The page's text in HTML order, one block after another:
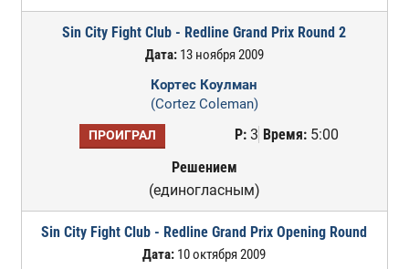
Sin City Fight Club - Redline Grand Prix Round 2
Дата:13 ноября 2009
Кортес Коулман
(Cortez Coleman)
ПРОИГРАЛ Р:3 Время:5:00
Решением
(единогласным)
Sin City Fight Club - Redline Grand Prix Opening Round
Дата: 10 октября 2009